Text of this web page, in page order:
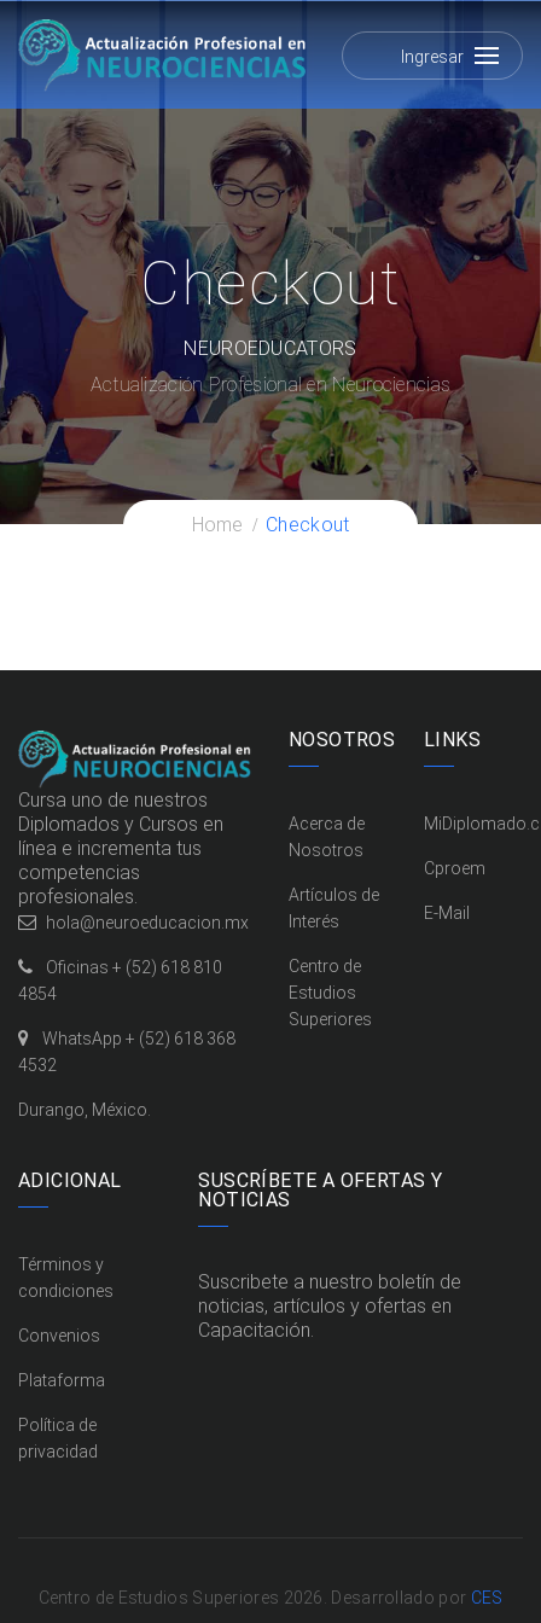
Ingresar
Checkout
NEUROEDUCATORS
Actualización Profesional en Neurociencias
Home Checkout
Cursa uno de nuestros
Diplomados y Cursos en
línea e incrementa tus
competencias
profesionales.
hola@neuroeducacion.mx
Oficinas + (52) 618 810
4854
WhatsApp + (52) 618 368
4532
Durango, México.
NOSOTROS
Acerca de
Nosotros
Artículos de
Interés
Centro de
Estudios
Superiores
LINKS
Cproem
E-Mail
ADICIONAL
Términos y
condiciones
Convenios
Plataforma
Política de
privacidad
SUSCRÍBETE A OFERTAS Y
NOTICIAS
Suscribete a nuestro boletín de
noticias, artículos y ofertas en
Capacitación.
Centro de Estudios Superiores 2026. Desarrollado por CES